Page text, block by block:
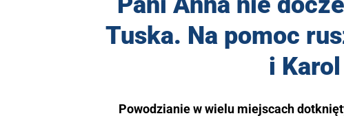
Tuska. Na pomoc
i
Powodzianie w wielu miejscach